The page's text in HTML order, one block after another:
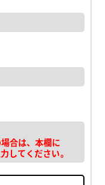
合は、本欄に
してください。